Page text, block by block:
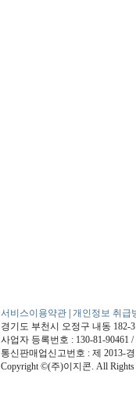
서비스이용약관 개인정보 취급
경기도 부천시 오정구 내동 182-
사업자 등록번호 : 130-81-90461
통신판매업신고번호 : 제 2013-
Copyright ©(주)이지콘. All Rights